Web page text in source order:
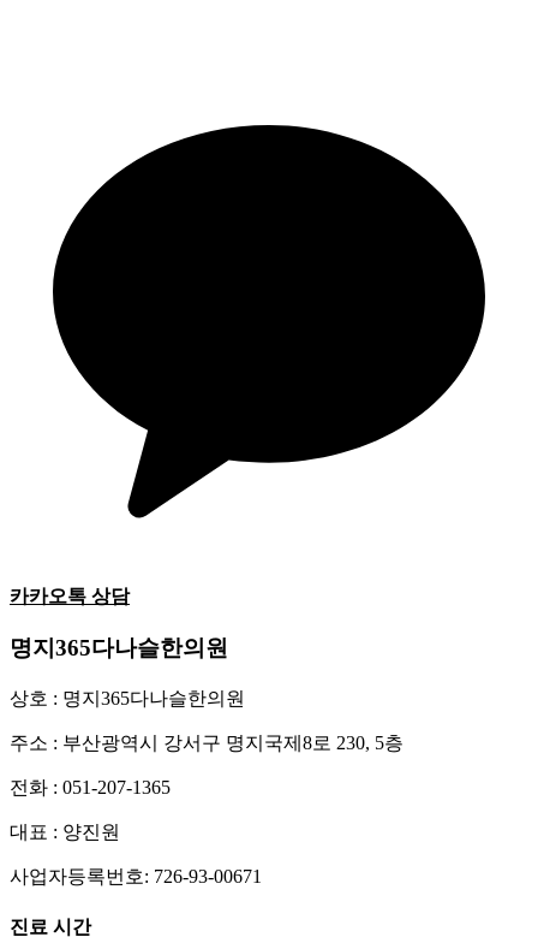
카카오톡 상담
명지365다나슬한의원
상호 : 명지365다나슬한의원
주소 : 부산광역시 강서구 명지국제8로 230, 5층
전화 : 051-207-1365
대표 : 양진원
사업자등록번호: 726-93-00671
진료 시간